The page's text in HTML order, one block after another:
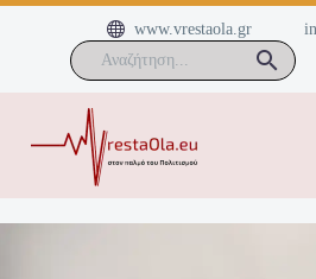

 www.vrestaola.gr